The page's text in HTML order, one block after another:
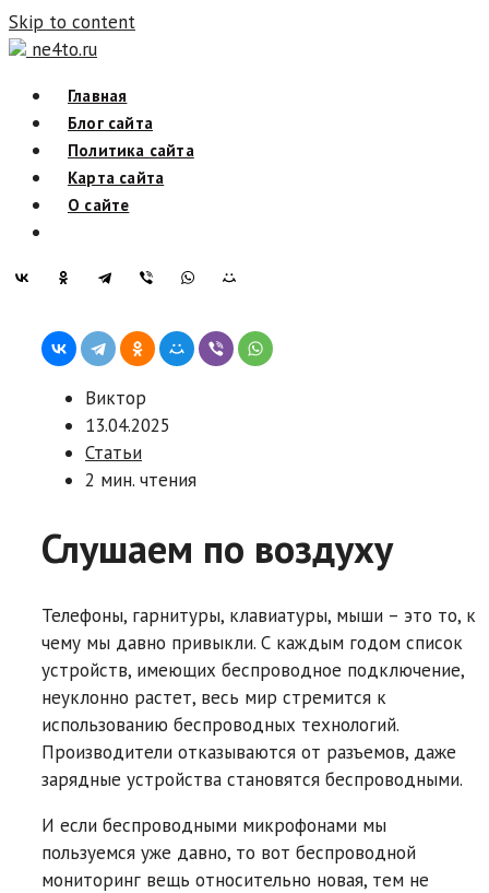
Skip to content
ne4to.ru
Главная
Блог сайта
Политика сайта
Карта сайта
О сайте
Виктор
13.04.2025
Статьи
2 мин. чтения
Слушаем по воздуху
Телефоны, гарнитуры, клавиатуры, мыши – это то, к
чему мы давно привыкли. С каждым годом список
устройств, имеющих беспроводное подключение,
неуклонно растет, весь мир стремится к
использованию беспроводных технологий.
Производители отказываются от разъемов, даже
зарядные устройства становятся беспроводными.
И если беспроводными микрофонами мы
пользуемся уже давно, то вот беспроводной
мониторинг вещь относительно новая, тем не